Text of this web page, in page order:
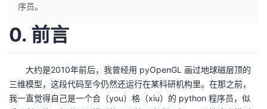
主
页
的
开
者
序员。
0. 前言
大约是2010年前后，我曾经用 pyOpenGL 画过地球磁层顶的
三维模型，这段代码至今仍然还运行在某科研机构里。在那之前，
我一直觉得自己是一个合（you）格（xiu）的 python 程序员，似